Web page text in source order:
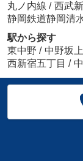
丸ノ内線 / 西武
静岡鉄道静岡清
駅から探す
東中野 / 中野坂上
西新宿五丁目 /